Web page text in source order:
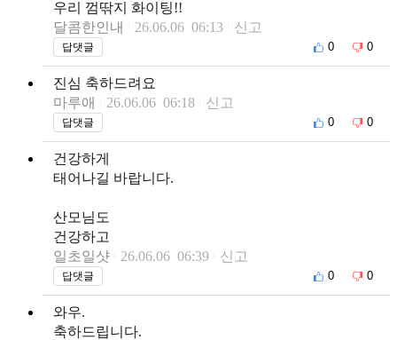
우리 껌딲지 화이팅!!
달콤한인내
26.06.06 06:13 신고
답댓글 0 0
진심 축하드려요
마루애
26.06.06 06:18 신고
답댓글 0 0
건강하게
태어나길 바랍니다.
산모님도
건강하고
일초일샷
26.06.06 06:39 신고
답댓글 0 0
와우.
축하드립니다.